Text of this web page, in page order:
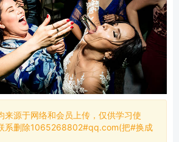
来源于网络和会员上传，仅供学习使
系删除1065268802#qq.com(把#换成